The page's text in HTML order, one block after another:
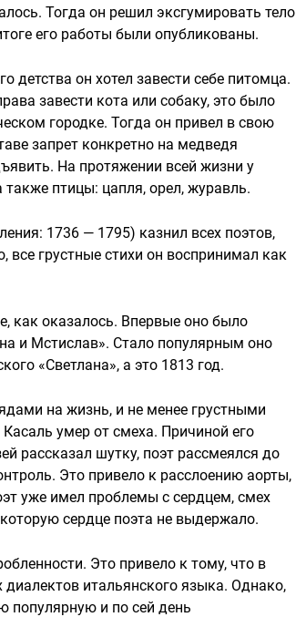
Тогда он решил эксгумировать тело
его работы были опубликованы.
он хотел завести себе питомца.
завести кота или собаку, это было
городке. Тогда он привел в свою
запрет конкретно на медведя
На протяжении всей жизни у
птицы: цапля, орел, журавль.
1736 — 1795) казнил всех поэтов,
грустные стихи он воспринимал как
как оказалось. Впервые оно было
и Мстислав». Стало популярным оно
«Светлана», а это 1813 год.
на жизнь, и не менее грустными
умер от смеха. Причиной его
рассказал шутку, поэт рассмеялся до
Это привело к расслоению аорты,
уже имел проблемы с сердцем, смех
сердце поэта не выдержало.
Это привело к тому, что в
итальянского языка. Однако,
популярную и по сей день